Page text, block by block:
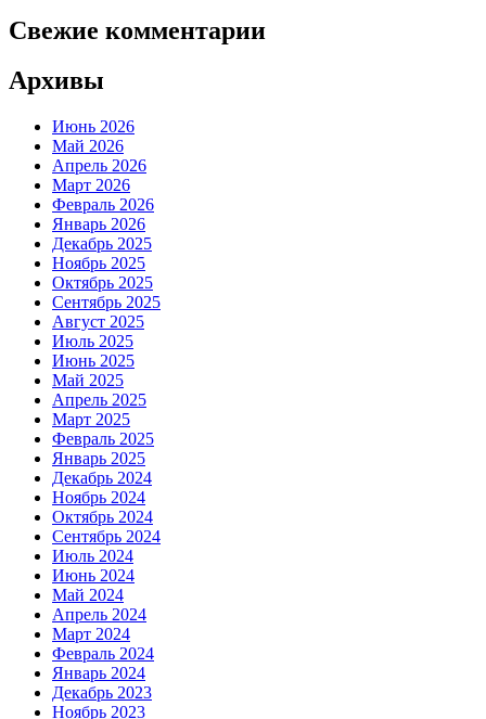
Свежие комментарии
Архивы
Июнь 2026
Май 2026
Апрель 2026
Март 2026
Февраль 2026
Январь 2026
Декабрь 2025
Ноябрь 2025
Октябрь 2025
Сентябрь 2025
Август 2025
Июль 2025
Июнь 2025
Май 2025
Апрель 2025
Март 2025
Февраль 2025
Январь 2025
Декабрь 2024
Ноябрь 2024
Октябрь 2024
Сентябрь 2024
Июль 2024
Июнь 2024
Май 2024
Апрель 2024
Март 2024
Февраль 2024
Январь 2024
Декабрь 2023
Ноябрь 2023